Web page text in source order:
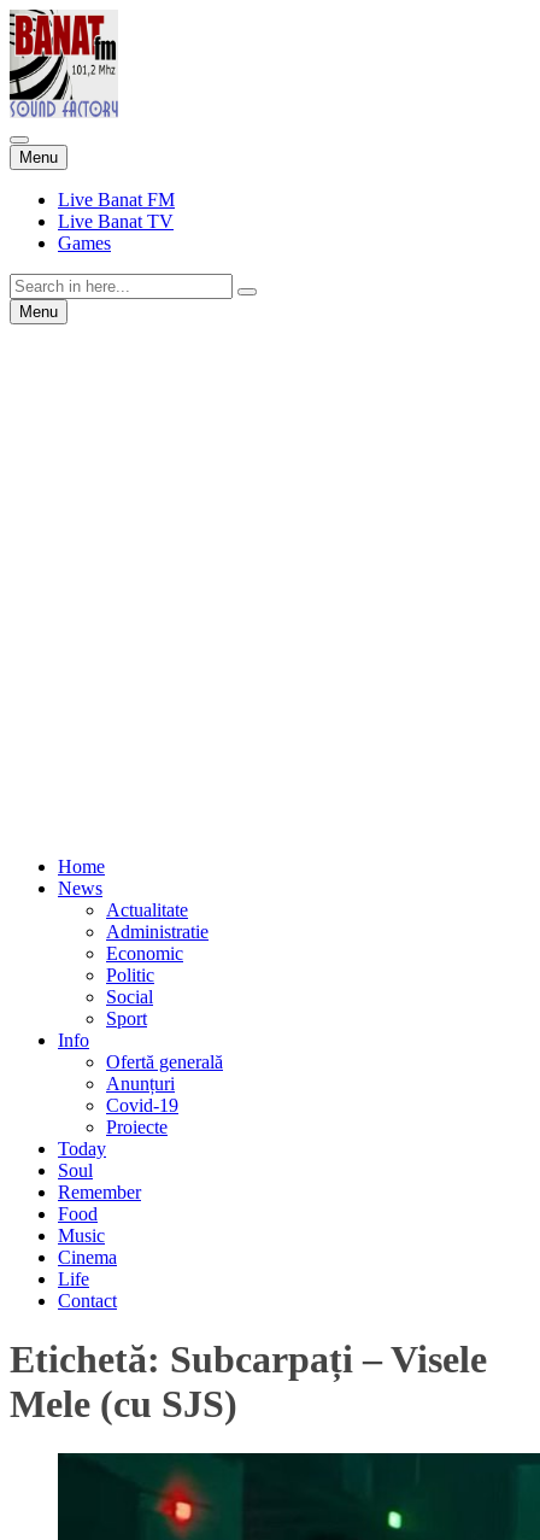
Menu Skip
to
content
Live Banat FM
Live Banat TV
Games
Search
for:Menu Skip
to
Home
News
Actualitate
Administratie
Economic
Politic
Social
Sport
Info
Ofertă generală
Anunțuri
Covid-19
Proiecte
Today
Soul
Remember
Food
Music
Cinema
Life
Contact
Etichetă: Subcarpați – Visele
Mele (cu SJS)